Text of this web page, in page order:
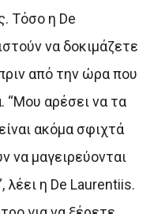
Τόσο η De
να δοκιμάζετε
από την ώρα που
“Μου αρέσει να τα
ακόμα σφιχτά
να μαγειρεύονται
λέει η De Laurentiis.